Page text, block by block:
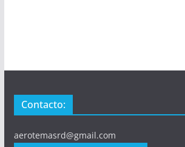
Contacto:
aerotemasrd@gmail.com